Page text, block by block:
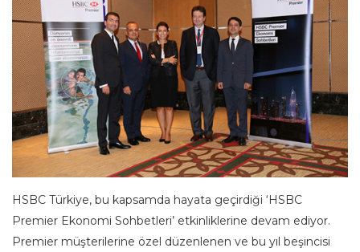
HSBC Türkiye, bu kapsamda hayata geçirdiği ‘HSBC
Premier Ekonomi Sohbetleri’ etkinliklerine devam ediyor.
Premier müşterilerine özel düzenlenen ve bu yıl beşincisi